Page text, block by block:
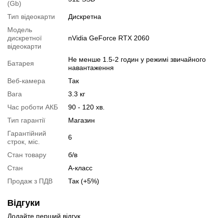
"Аксесуари
Специфікація процесора:Intel Core i7-9750H
Тестування процесора:
Специфікація відеокарти:nVidia GeForce RTX 2060
Тестування відеокарти:nVidia GeForce RTX 2060
(Gb)
Тип відеокарти
Дискретна
Модель
дискретної
відеокарти
nVidia GeForce RTX 2060
Батарея
Не менше 1.5-2 годин у режимі звичайного
навантаження
Веб-камера
Так
Вага
3.3 кг
Час роботи АКБ
90 - 120 хв.
Тип гарантії
Магазин
Гарантійний
строк, міс.
6
Стан товару
б/в
Стан
А-класс
Продаж з ПДВ
Так (+5%)
Відгуки
Додайте перший відгук